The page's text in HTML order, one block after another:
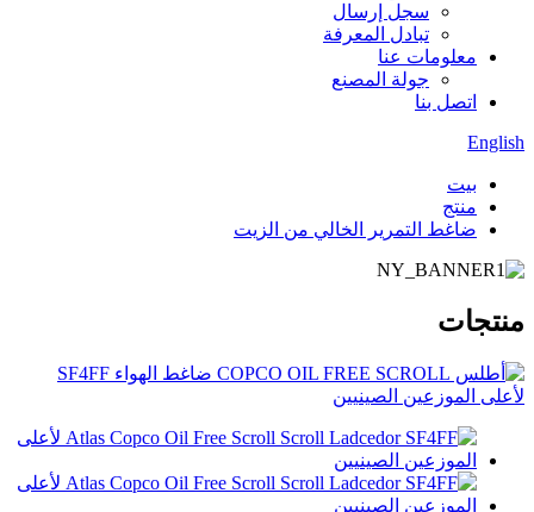
سجل إرسال
تبادل المعرفة
معلومات عنا
جولة المصنع
اتصل بنا
English
بيت
منتج
ضاغط التمرير الخالي من الزيت
منتجات